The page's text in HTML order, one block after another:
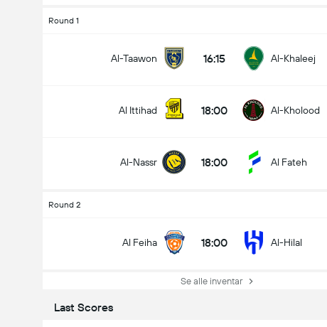
Round 1
Al-Taawon 16:15 Al-Khaleej
Al Ittihad 18:00 Al-Kholood
Al-Nassr 18:00 Al Fateh
Round 2
Al Feiha 18:00 Al-Hilal
Se alle inventar
Last Scores